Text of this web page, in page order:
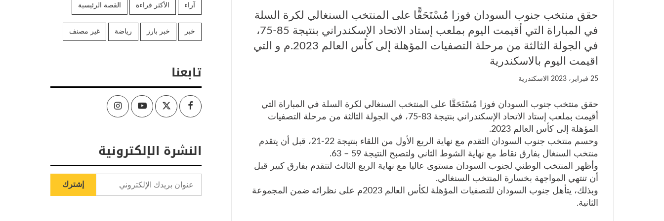
حقق منتخب جنوب السودان فوزا مُسْتَحَقًّا على المنتخب السنغالي لكرة السلة
في المباراة التي أقيمت اليوم بملعب إستاد الاتحاد الإسكندراني بنتيجة 85-75،
في الجولة الثالثة من مرحلة التصفيات المؤهلة إلى كأس العالم 2023.م و التي
اقيمت اليوم بالاسكندرية
25 فبراير، 2023 الاسكندرية
حقق منتخب جنوب السودان فوزا مُسْتَحَقًّا على المنتخب السنغالي لكرة السلة في المباراة التي
أقيمت بملعب إستاد الاتحاد الإسكندراني بنتيجة 83-75، في الجولة الثالثة من مرحلة التصفيات
المؤهلة إلى كأس العالم 2023.
وحسم منتخب جنوب السودان التقدم مع نهاية الربع الأول من اللقاء بنتيجة 22-21، قبل أن يتقدم
منتخب السنغال بفارق نقاط مع نهاية الشوط الثاني ولتصبح النتيجة 59 – 63.
وأظهر المنتخب الوطني لجنوب السودان مستوى عاليا مع نهاية الربع الثالث لتتقدم بفارق كبير قبل
أن تنتهي المواجهة بخسارة المنتخب السنغالي.
وبذلك، يتأهل جنوب السودان للتصفيات المؤهلة لكأس العالم 2023م على نظرائه ضمن المجموعة
الثانية.
آراء الأكثر قراءة القصة الرئيسية
خبر خبر بارز رياضة غير مصنف
تابعنا
Facebook
Twitter
Youtube
Instagram
النشرة الإلكترونية